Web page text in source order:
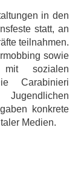
in den
statt, an
teilnahmen.
sowie
mit sozialen
Carabinieri
konkrete
Medien.